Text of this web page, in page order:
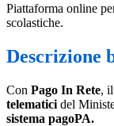
Piattaforma online
scolastiche.
Descrizione
Con Pago In Rete,
telematici del
sistema pagoPA.